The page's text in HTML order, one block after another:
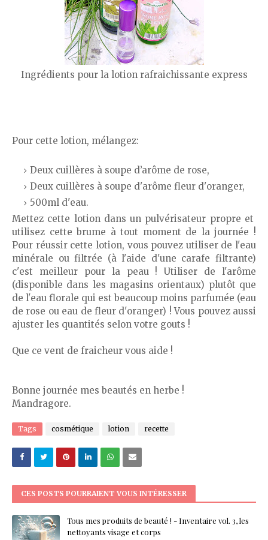
Ingrédients pour la lotion rafraichissante express
Pour cette lotion, mélangez:
Deux cuillères à soupe d’arôme de rose,
Deux cuillères à soupe d'arôme fleur d'oranger,
500ml d'eau.
Mettez cette lotion dans un pulvérisateur propre et
utilisez cette brume à tout moment de la journée !
Pour réussir cette lotion, vous pouvez utiliser de l'eau
minérale ou filtrée (à l'aide d'une carafe filtrante)
c'est meilleur pour la peau ! Utiliser de l'arôme
(disponible dans les magasins orientaux) plutôt que
de l'eau florale qui est beaucoup moins parfumée (eau
de rose ou eau de fleur d'oranger) ! Vous pouvez aussi
ajuster les quantités selon votre gouts !
Que ce vent de fraicheur vous aide !
Bonne journée mes beautés en herbe !
Mandragore.
Tags cosmétique lotion recette
CES POSTS POURRAIENT VOUS INTÉRESSER
Tous mes produits de beauté ! - Inventaire vol. 3, les
nettoyants visage et corps